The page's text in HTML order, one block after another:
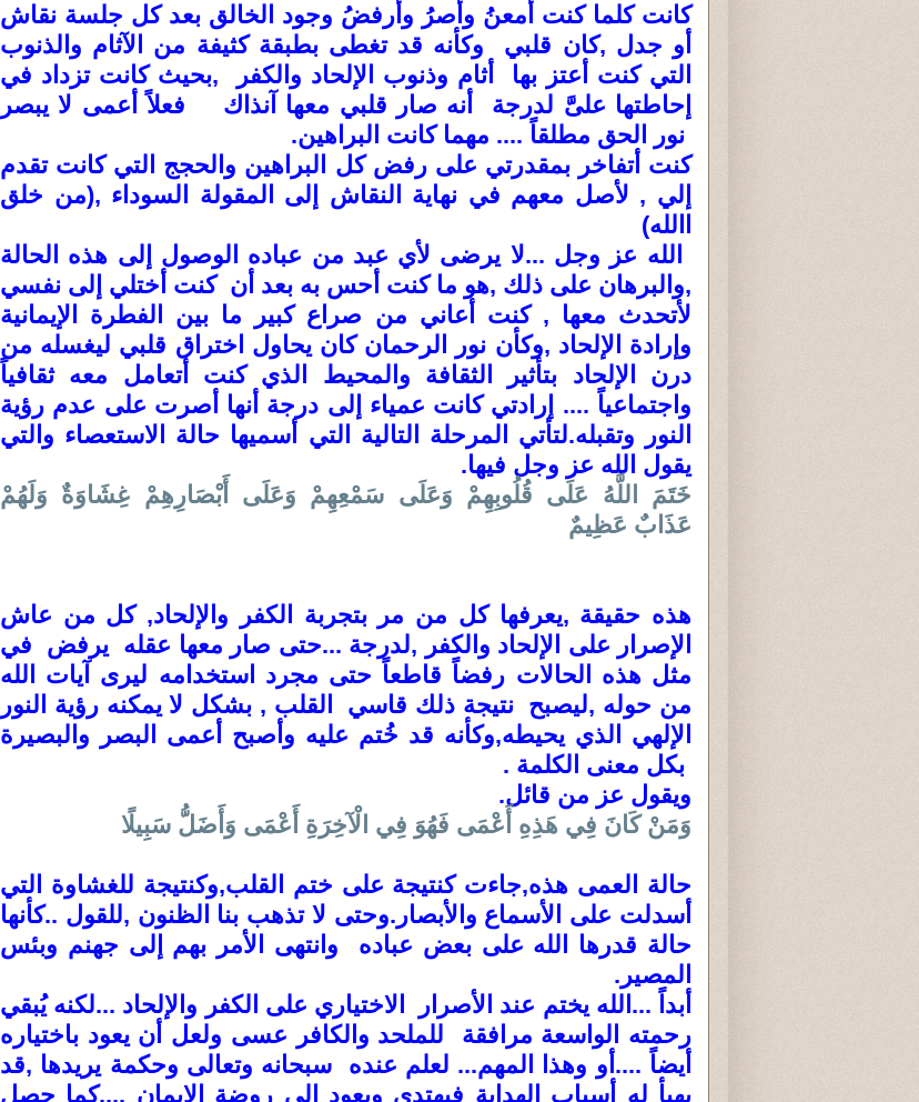
كانت كلما كنت أمعنُ وأصرُ وأرفضُ وجود الخالق بعد كل جلسة نقاش
أو جدل ,كان قلبي وكأنه قد تغطى بطبقة كثيفة من الآثام والذنوب
التي كنت أعتز بها أثام وذنوب الإلحاد والكفر ,بحيث كانت تزداد في
إحاطتها علىَّ لدرجة أنه صار قلبي معها آنذاك فعلاً أعمى لا يبصر
نور الحق مطلقاً .... مهما كانت البراهين.
كنت أتفاخر بمقدرتي على رفض كل البراهين والحجج التي كانت تقدم
إلي , لأصل معهم في نهاية النقاش إلى المقولة السوداء ,(من خلق
االله)
الله عز وجل ...لا يرضى لأي عبد من عباده الوصول إلى هذه الحالة
,والبرهان على ذلك ,هو ما كنت أحس به بعد أن كنت أختلي إلى نفسي
لأتحدث معها , كنت أعاني من صراع كبير ما بين الفطرة الإيمانية
وإرادة الإلحاد ,وكأن نور الرحمان كان يحاول اختراق قلبي ليغسله من
درن الإلحاد بتأثير الثقافة والمحيط الذي كنت أتعامل معه ثقافياً
واجتماعياً .... إرادتي كانت عمياء إلى درجة أنها أصرت على عدم رؤية
النور وتقبله.لتأتي المرحلة التالية التي أسميها حالة الاستعصاء والتي
يقول الله عز وجل فيها.
خَتَمَ اللَّهُ عَلَى قُلُوبِهِمْ وَعَلَى سَمْعِهِمْ وَعَلَى أَبْصَارِهِمْ غِشَاوَةٌ وَلَهُمْ
عَذَابٌ عَظِيمٌ
هذه حقيقة ,يعرفها كل من مر بتجربة الكفر والإلحاد, كل من عاش
الإصرار على الإلحاد والكفر ,لدرجة ...حتى صار معها عقله يرفض في
مثل هذه الحالات رفضاً قاطعاً حتى مجرد استخدامه ليرى آيات الله
من حوله ,ليصبح نتيجة ذلك قاسي القلب , بشكل لا يمكنه رؤية النور
الإلهي الذي يحيطه,وكأنه قد خُتم عليه وأصبح أعمى البصر والبصيرة
بكل معنى الكلمة .
ويقول عز من قائل.
وَمَنْ كَانَ فِي هَذِهِ أَعْمَى فَهُوَ فِي الْآخِرَةِ أَعْمَى وَأَضَلُّ سَبِيلًا
حالة العمى هذه,جاءت كنتيجة على ختم القلب,وكنتيجة للغشاوة التي
أسدلت على الأسماع والأبصار.وحتى لا تذهب بنا الظنون ,للقول ..كأنها
حالة قدرها الله على بعض عباده وانتهى الأمر بهم إلى جهنم وبئس
المصير.
أبداً ...الله يختم عند الأصرار الاختياري على الكفر والإلحاد ...لكنه يُبقي
رحمته الواسعة مرافقة للملحد والكافر عسى ولعل أن يعود باختياره
أيضاً ....أو وهذا المهم... لعلم عنده سبحانه وتعالى وحكمة يريدها ,قد
يهيأ له أسباب الهداية فيهتدي ويعود إلى روضة الإيمان ....كما حصل